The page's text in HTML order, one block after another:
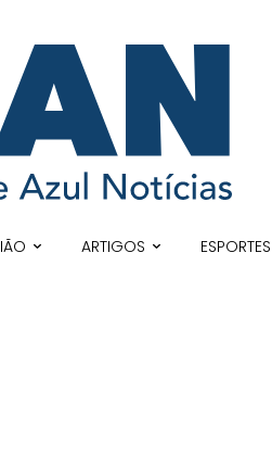
ARTIGOS ESPORTES